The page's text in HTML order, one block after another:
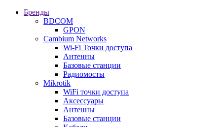
Бренды
BDCOM
GPON
Cambium Networks
Wi-Fi Точки доступа
Антенны
Базовые станции
Радиомосты
Mikrotik
WiFi точки доступа
Аксессуары
Антенны
Базовые станции